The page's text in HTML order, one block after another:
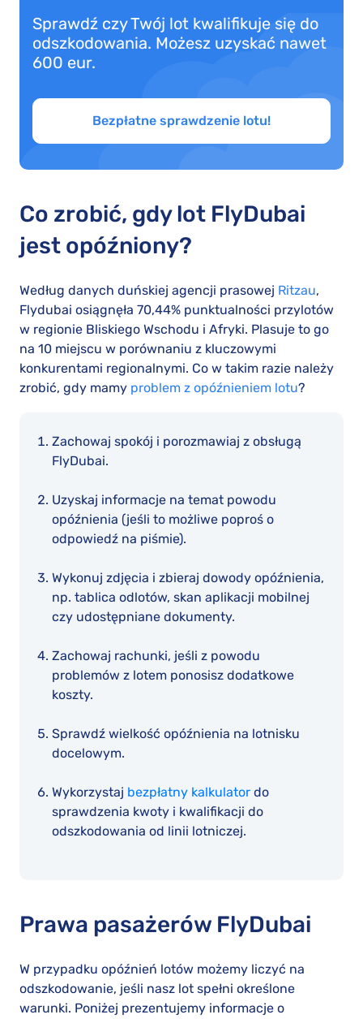
Sprawdź czy Twój lot kwalifikuje się do
odszkodowania. Możesz uzyskać nawet
600 eur.
Bezpłatne sprawdzenie lotu!
Co zrobić, gdy lot FlyDubai
jest opóźniony?
Według danych duńskiej agencji prasowej Ritzau,
Flydubai osiągnęła 70,44% punktualności przylotów
w regionie Bliskiego Wschodu i Afryki. Plasuje to go
na 10 miejscu w porównaniu z kluczowymi
konkurentami regionalnymi. Co w takim razie należy
zrobić, gdy mamy problem z opóźnieniem lotu?
Zachowaj spokój i porozmawiaj z obsługą
FlyDubai.
Uzyskaj informacje na temat powodu
opóźnienia (jeśli to możliwe poproś o
odpowiedź na piśmie).
Wykonuj zdjęcia i zbieraj dowody opóźnienia,
np. tablica odlotów, skan aplikacji mobilnej
czy udostępniane dokumenty.
Zachowaj rachunki, jeśli z powodu
problemów z lotem ponosisz dodatkowe
koszty.
Sprawdź wielkość opóźnienia na lotnisku
docelowym.
Wykorzystaj bezpłatny kalkulator do
sprawdzenia kwoty i kwalifikacji do
odszkodowania od linii lotniczej.
Prawa pasażerów FlyDubai
W przypadku opóźnień lotów możemy liczyć na
odszkodowanie, jeśli nasz lot spełni określone
warunki. Poniżej prezentujemy informacje o